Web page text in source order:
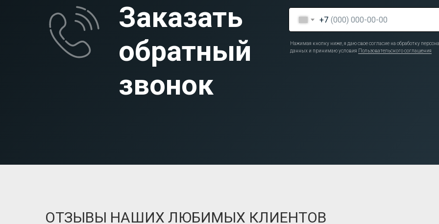
Заказать
обратный
звонок
+7
Нажимая кнопку ниже, я даю свое согласие на обработку
данных и принимаю условия Пользовательского соглашения
ОТЗЫВЫ НАШИХ ЛЮБИМЫХ КЛИЕНТОВ